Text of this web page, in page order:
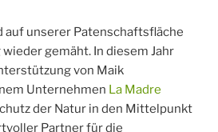
auf unserer Patenschaftsfläche
gemäht. In diesem Jahr
von Maik
Unternehmen La Madre
der Natur in den Mittelpunkt
Partner für die